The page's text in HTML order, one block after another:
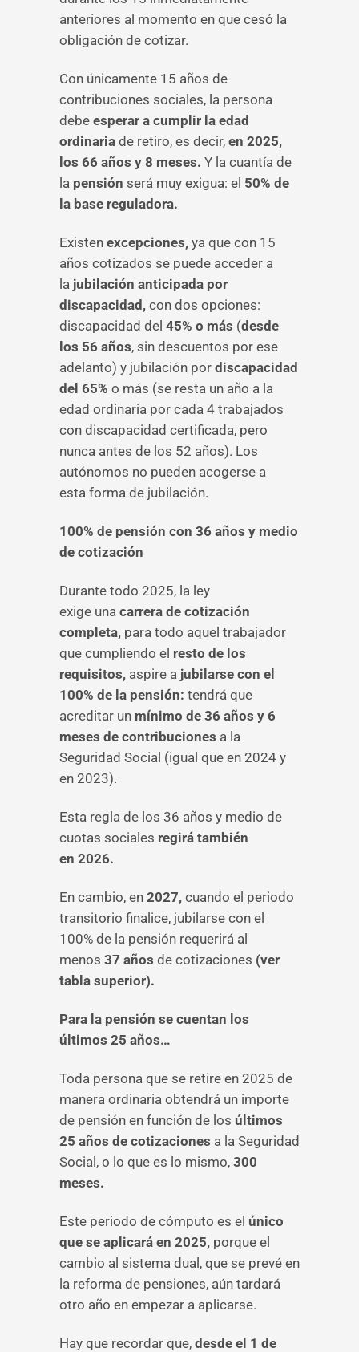
anteriores al momento en que cesó la
obligación de cotizar.
Con únicamente 15 años de
contribuciones sociales, la persona
debe esperar a cumplir la edad
ordinaria de retiro, es decir, en 2025,
los 66 años y 8 meses. Y la cuantía de
la pensión será muy exigua: el 50% de
la base reguladora.
Existen excepciones, ya que con 15
años cotizados se puede acceder a
la jubilación anticipada por
discapacidad, con dos opciones:
discapacidad del 45% o más (desde
los 56 años, sin descuentos por ese
adelanto) y jubilación por discapacidad
del 65% o más (se resta un año a la
edad ordinaria por cada 4 trabajados
con discapacidad certificada, pero
nunca antes de los 52 años). Los
autónomos no pueden acogerse a
esta forma de jubilación.
100% de pensión con 36 años y medio
de cotización
Durante todo 2025, la ley
exige una carrera de cotización
completa, para todo aquel trabajador
que cumpliendo el resto de los
requisitos, aspire a jubilarse con el
100% de la pensión: tendrá que
acreditar un mínimo de 36 años y 6
meses de contribuciones a la
Seguridad Social (igual que en 2024 y
en 2023).
Esta regla de los 36 años y medio de
cuotas sociales regirá también
en 2026.
En cambio, en 2027, cuando el periodo
transitorio finalice, jubilarse con el
100% de la pensión requerirá al
menos 37 años de cotizaciones (ver
tabla superior).
Para la pensión se cuentan los
últimos 25 años…
Toda persona que se retire en 2025 de
manera ordinaria obtendrá un importe
de pensión en función de los últimos
25 años de cotizaciones a la Seguridad
Social, o lo que es lo mismo, 300
meses.
Este periodo de cómputo es el único
que se aplicará en 2025, porque el
cambio al sistema dual, que se prevé en
la reforma de pensiones, aún tardará
otro año en empezar a aplicarse.
Hay que recordar que, desde el 1 de